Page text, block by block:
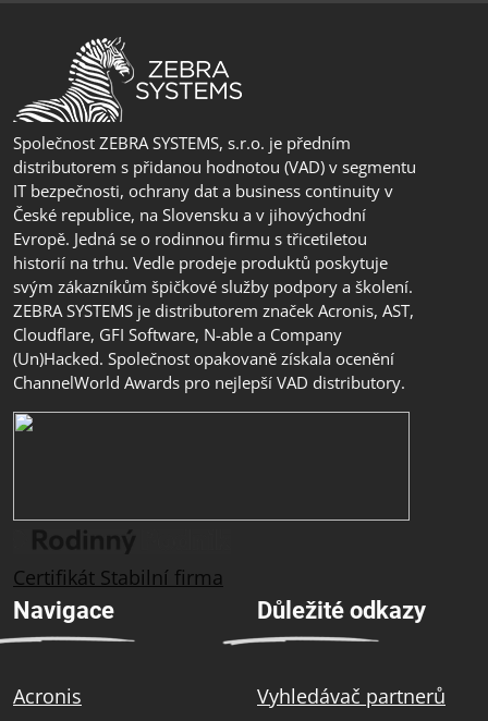
Společnost ZEBRA SYSTEMS, s.r.o. je předním
distributorem s přidanou hodnotou (VAD) v segmentu
IT bezpečnosti, ochrany dat a business continuity v
České republice, na Slovensku a v jihovýchodní
Evropě. Jedná se o rodinnou firmu s třicetiletou
historií na trhu. Vedle prodeje produktů poskytuje
svým zákazníkům špičkové služby podpory a školení.
ZEBRA SYSTEMS je distributorem značek Acronis, AST,
Cloudflare, GFI Software, N-able a Company
(Un)Hacked. Společnost opakovaně získala ocenění
ChannelWorld Awards pro nejlepší VAD distributory.
Certifikát Stabilní firma
Navigace
Acronis
Důležité odkazy
Vyhledávač partnerů